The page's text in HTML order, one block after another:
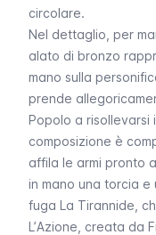
circolare.
Nel dettaglio, per
alato di bronzo
mano sulla
prende
Popolo a risollevarsi
composizione è
affila le armi pronto
in mano una torcia
fuga La Tirannide ,
L’Azione , creata da